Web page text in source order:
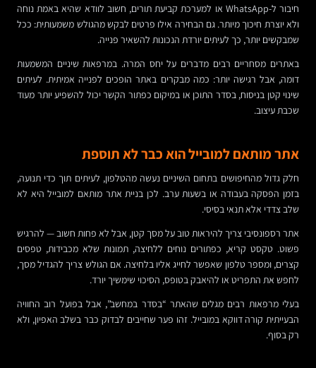
חיבור ל-WhatsApp או למערכת קביעת תורים, חשוב לוודא שהיא באמת נוחה
ולא יוצרת חיכוך מיותר. גם הבחירה אילו פרטים לבקש מהגולש משמעותית: ככל
שמבקשים יותר, כך לעיתים יורדת הנכונות להשאיר פנייה.
באתרים מסחריים רבים מדברים על יחס המרה. במרפאות שיניים המשמעות
דומה, אבל רגישה יותר: כמה מבקרים באתר הופכים לפנייה אמיתית. לעיתים
שינוי קטן בניסוח, בסדר התוכן או במיקום כפתור הקשר יכול להשפיע יותר מעוד
שכבת עיצוב.
אתר מותאם למובייל הוא כבר לא תוספת
חלק גדול מהחיפושים בתחום השיניים נעשה מהטלפון, לעיתים תוך כדי תנועה,
בזמן הפסקה בעבודה או בשעות ערב. לכן בניית אתר מותאם למובייל היא לא
שלב צדדי אלא תנאי בסיסי.
אתר רספונסיבי צריך להיראות טוב על מסך קטן, אבל לא פחות חשוב — להרגיש
פשוט. טקסט קריא, כפתורים נוחים ללחיצה, תמונות שלא מכבידות, טפסים
קצרים, ומספר טלפון שאפשר לחייג אליו בלחיצה. אם הגולש צריך להגדיל מסך,
לחפש את התפריט או להיאבק בטופס, הסיכוי שימשיך יורד.
בעלי מרפאות רבים מגלים שהאתר “בסדר במחשב”, אבל בפועל רוב החוויה
הבעייתית קורה דווקא במובייל. זהו פער שחייבים לבדוק כבר בשלב האפיון, ולא
רק בסוף.